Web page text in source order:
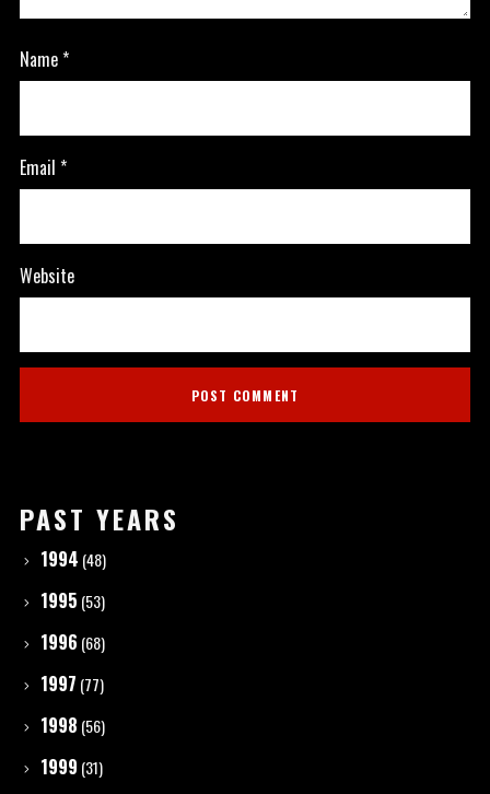
Name*
Email *
Website
PAST YEARS
1994 (48)
1995 (53)
1996 (68)
1997 (77)
1998 (56)
1999 (31)